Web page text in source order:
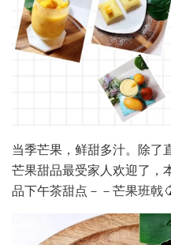
当季芒果，鲜甜多汁。除了
芒果甜品最受家人欢迎了，
品下午茶甜点－－芒果班戟